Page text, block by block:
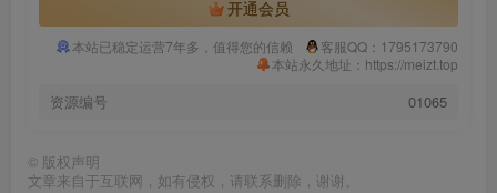
开通会员
本站已稳定运营7年多，值得您的信赖
客服QQ：1795173790
本站永久地址：https://meizt.top
资源编号 01065
© 版权声明
文章来自于互联网，如有侵权，请联系删除，谢谢。